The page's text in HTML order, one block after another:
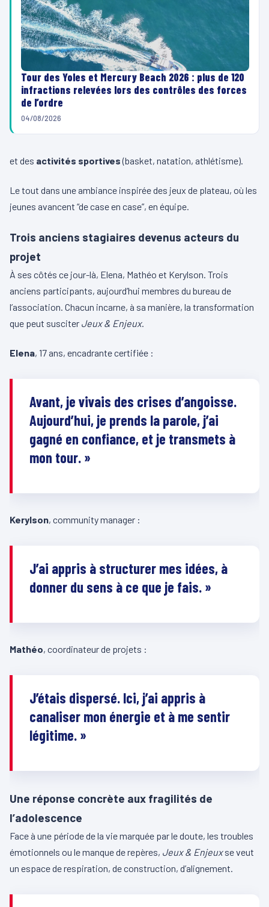
Tour des Yoles et Mercury Beach 2026 : plus de 120
infractions relevées lors des contrôles des forces
de l’ordre
04/08/2026
et des activités sportives(basket, natation, athlétisme).
Le tout dans une ambiance inspirée des jeux de plateau, où les
jeunes avancent “de case en case”, en équipe.
Trois anciens stagiaires devenus acteurs du
projet
À ses côtés ce jour-là, Elena, Mathéo et Kerylson. Trois
anciens participants, aujourd’hui membres du bureau de
l’association. Chacun incarne, à sa manière, la transformation
que peut susciter Jeux & Enjeux.
Elena, 17 ans, encadrante certifiée :
Avant, je vivais des crises d’angoisse.
Aujourd’hui, je prends la parole, j’ai
gagné en confiance, et je transmets à
mon tour. »
Kerylson, community manager :
J’ai appris à structurer mes idées, à
donner du sens à ce que je fais. »
Mathéo, coordinateur de projets :
J’étais dispersé. Ici, j’ai appris à
canaliser mon énergie et à me sentir
légitime. »
Une réponse concrète aux fragilités de
l’adolescence
Face à une période de la vie marquée par le doute, les troubles
émotionnels ou le manque de repères, Jeux & Enjeuxse veut
un espace de respiration, de construction, d’alignement.